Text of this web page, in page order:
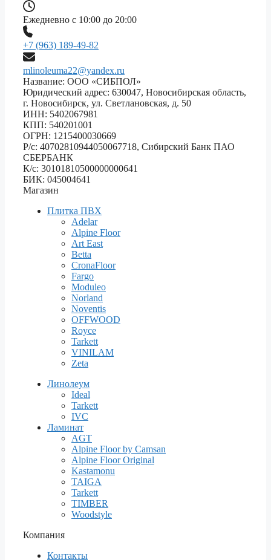
Ежедневно с 10:00 до 20:00
+7 (963) 189-49-82
mlinoleuma22@yandex.ru
Название: ООО «СИБПОЛ»
Юридический адрес: 630047, Новосибирская область,
г. Новосибирск, ул. Светлановская, д. 50
ИНН: 5402067981
КПП: 540201001
ОГРН: 1215400030669
Р/с: 40702810944050067718, Сибирский Банк ПАО
СБЕРБАНК
К/с: 30101810500000000641
БИК: 045004641
Магазин
Плитка ПВХ
Adelar
Alpine Floor
Art East
Betta
CronaFloor
Fargo
Moduleo
Norland
Noventis
OFFWOOD
Royce
Tarkett
VINILAM
Zeta
Линолеум
Ideal
Tarkett
IVC
Ламинат
AGT
Alpine Floor by Camsan
Alpine Floor Original
Kastamonu
TAIGA
Tarkett
TIMBER
Woodstyle
Компания
Контакты